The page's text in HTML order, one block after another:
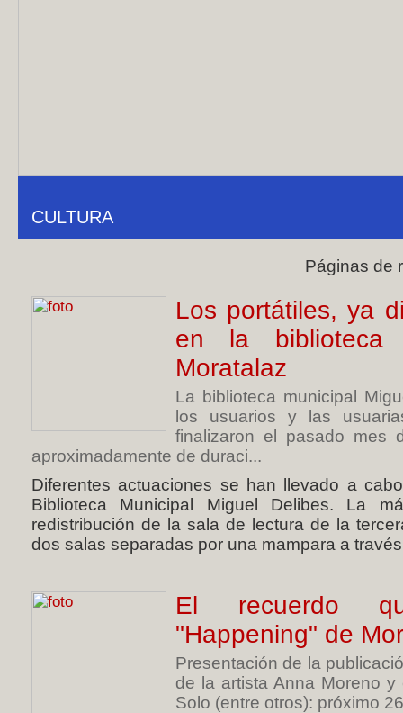
CULTURA
Páginas de
Los portátiles, ya
en la biblioteca
Moratalaz
La biblioteca municipal
los usuarios y las
finalizaron el pasado mes
aproximadamente de duraci...
Diferentes actuaciones se han llevado a
Biblioteca Municipal Miguel Delibes. La
redistribución de la sala de lectura de la
dos salas separadas por una mampara a
El recuerdo
"Happening" de
Presentación de la
de la artista Anna Moreno
Solo (entre otros): próximo